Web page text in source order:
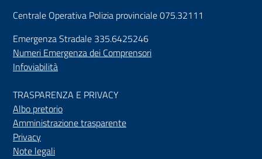
Centrale Operativa Polizia provinciale 075.32111
Emergenza Stradale 335.6425246
Numeri Emergenza dei Comprensori
Infoviabilità
TRASPARENZA E PRIVACY
Albo pretorio
Amministrazione trasparente
Privacy
Note legali